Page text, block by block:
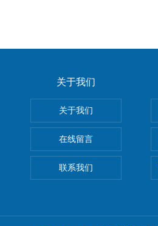
关于我们
关于我们
在线留言
联系我们